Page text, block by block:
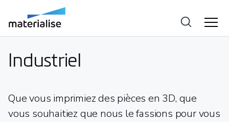
Industriel
Que vous imprimiez des pièces en 3D, que
vous souhaitiez que nous le fassions pour vous